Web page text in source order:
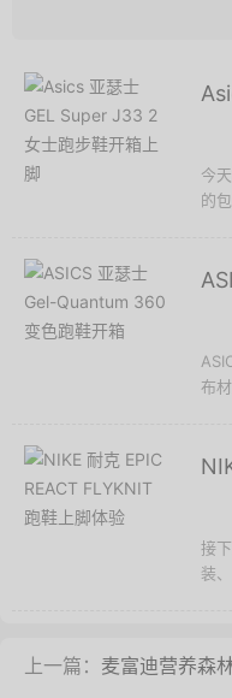
今
的
布
接
装
上一篇： 麦富迪营养森